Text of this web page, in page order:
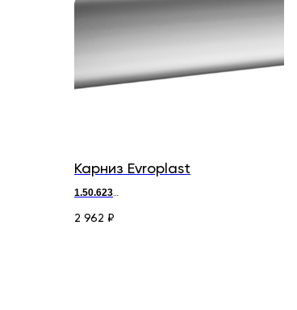
Карниз Evroplast
1.50.623
2 962 ₽